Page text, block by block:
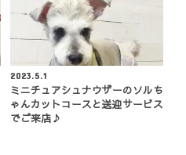
2023.5.1
ミニチュアシュナウザーのソルち
ゃんカットコースと送迎サービス
でご来店♪